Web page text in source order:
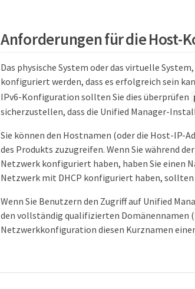
Anforderungen für die Host-
Das physische System oder das virtuelle
konfiguriert werden, dass es erfolgreich sein
IPv6-Konfiguration sollten Sie dies überprüfen
sicherzustellen, dass die Unified Manager-
Sie können den Hostnamen (oder die Host-IP-
des Produkts zuzugreifen. Wenn Sie während
Netzwerk konfiguriert haben, haben Sie einen
Netzwerk mit DHCP konfiguriert haben, sollten
Wenn Sie Benutzern den Zugriff auf Unified
den vollständig qualifizierten Domänennamen
Netzwerkkonfiguration diesen Kurznamen